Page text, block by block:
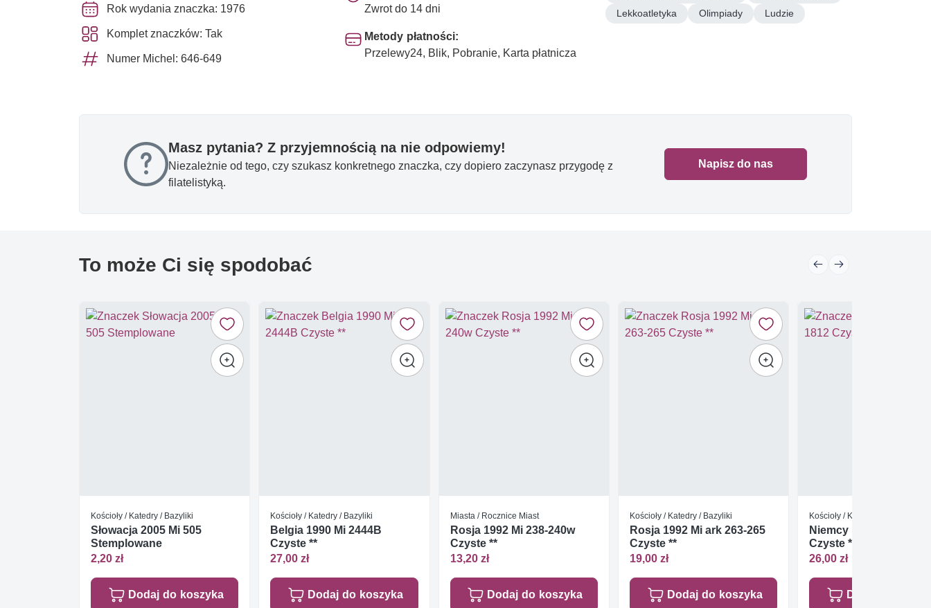
Rok wydania znaczka: 1976
Komplet znaczków: Tak
Numer Michel: 646-649
Zwrot do 14 dni
Metody płatności:
Przelewy24, Blik, Pobranie, Karta płatnicza
Lekkoatletyka
Olimpiady Ludzie
Masz pytania? Z przyjemnością na nie odpowiemy!
Niezależnie od tego, czy szukasz konkretnego znaczka, czy dopiero zaczynasz przygodę z
filatelistyką.
Napisz do nas
To może Ci się spodobać
Kościoły / Katedry / Bazyliki
Słowacja 2005 Mi 505
Stemplowane
2,20 zł
Dodaj do koszyka
Kościoły / Katedry / Bazyliki
Belgia 1990 Mi 2444B
Czyste **
27,00 zł
Dodaj do koszyka
Miasta / Rocznice Miast
Rosja 1992 Mi 238-240w
Czyste **
13,20 zł
Dodaj do koszyka
Kościoły / Katedry / Bazyliki
Rosja 1992 Mi ark 263-265
Czyste **
19,00 zł
Dodaj do koszyka
Kościoły / Katedry / Bazyliki
Niemcy 1995 Mi ark
Czyste **
26,00 zł
Dodaj do